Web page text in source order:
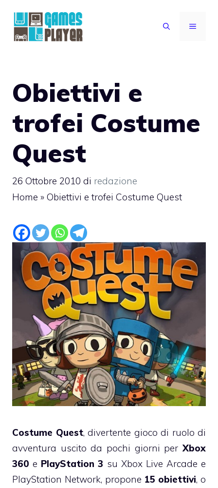
contenuto
MENU
Obiettivi e
trofei Costume
Quest
26 Ottobre 2010 di redazione
Home » Obiettivi e trofei Costume Quest
Costume Quest, divertente gioco di ruolo di
avventura uscito da pochi giorni per Xbox
360 e PlayStation 3 su Xbox Live Arcade e
PlayStation Network, propone 15 obiettivi, o